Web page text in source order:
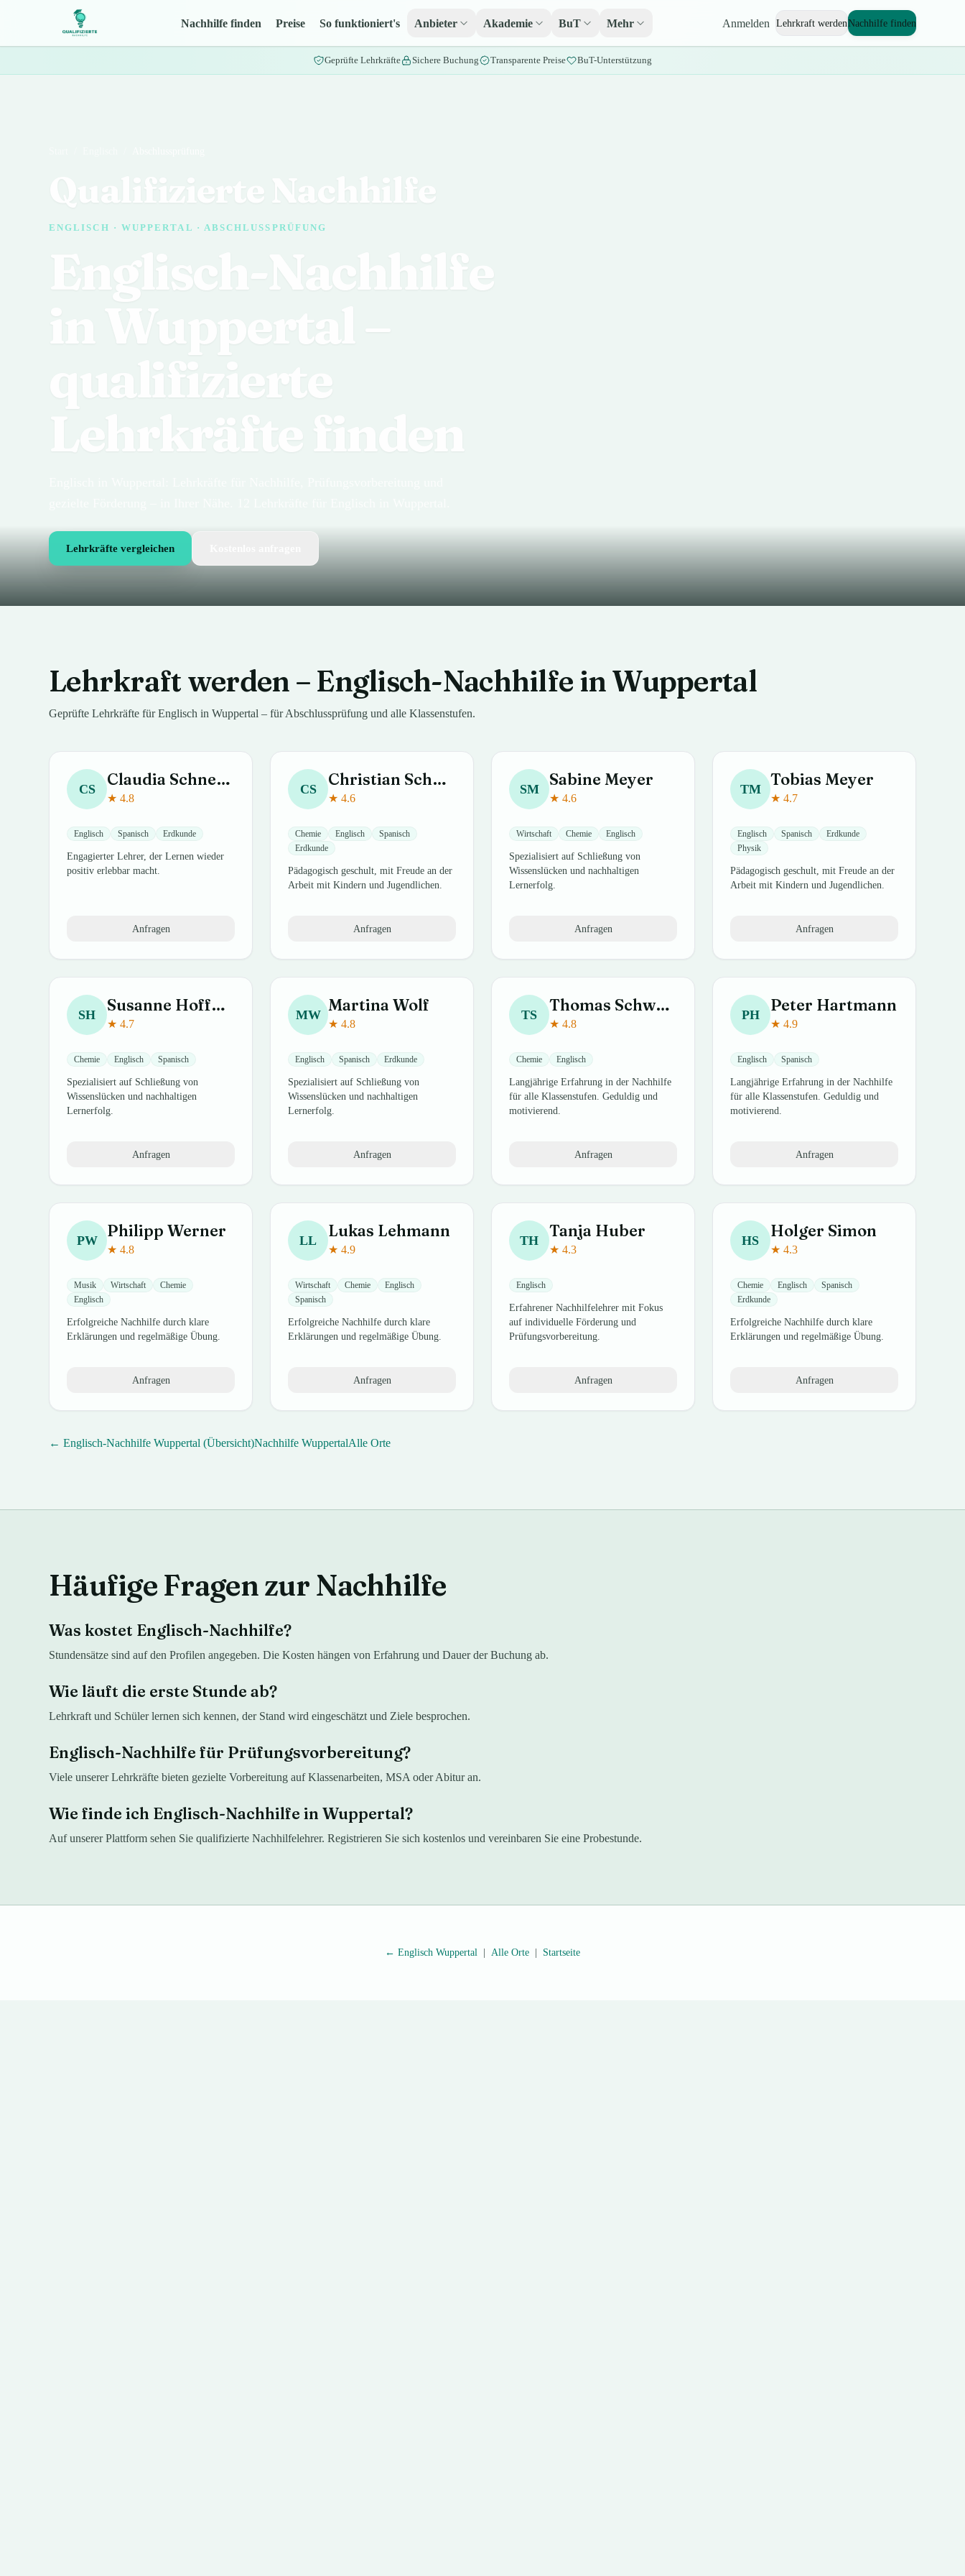
Nachhilfe finden Preise So funktioniert's Anbieter Akademie BuT Mehr Anmelden Lehrkraft werdenNachhilfe finden
Geprüfte Lehrkräfte Sichere Buchung Transparente Preise BuT-Unterstützung
Qualifizierte Nachhilfe
ENGLISCH · WUPPERTAL · ABSCHLUSSPRÜFUNG
Englisch-Nachhilfe
in Wuppertal –
qualifizierte
Lehrkräfte finden
Lehrkräfte vergleichen
Lehrkraft werden – Englisch-Nachhilfe in Wuppertal
Geprüfte Lehrkräfte fürEnglisch in Wuppertal – fürAbschlussprüfung und alle Klassenstufen.
CS Claudia Schneider
★ 4.8
Englisch Spanisch Erdkunde
Engagierter Lehrer, der Lernen wieder
positiv erlebbar macht.
Anfragen
CS Christian Schmidt
★ 4.6
Chemie Englisch
Spanisch
Erdkunde
Pädagogisch geschult, mit Freude an der
Arbeit mit Kindern und Jugendlichen.
Anfragen
SM Sabine Meyer
★ 4.6
Wirtschaft Chemie Englisch
Spezialisiert auf Schließung von
Wissenslücken und nachhaltigen
Lernerfolg.
Anfragen
TM Tobias Meyer
★ 4.7
Englisch Spanisch
Erdkunde
Physik
Pädagogisch geschult, mit Freude an der
Arbeit mit Kindern und Jugendlichen.
Anfragen
SH Susanne Hoffmann
★ 4.7
Chemie Englisch Spanisch
Spezialisiert auf Schließung von
Wissenslücken und nachhaltigen
Lernerfolg.
Anfragen
MW Martina Wolf
★ 4.8
Englisch Spanisch Erdkunde
Spezialisiert auf Schließung von
Wissenslücken und nachhaltigen
Lernerfolg.
Anfragen
TS Thomas Schwarz
★ 4.8
Chemie Englisch
Langjährige Erfahrung in der Nachhilfe
für alle Klassenstufen. Geduldig und
motivierend.
Anfragen
PH Peter Hartmann
★ 4.9
Englisch Spanisch
Langjährige Erfahrung in der Nachhilfe
für alle Klassenstufen. Geduldig und
motivierend.
Anfragen
PW Philipp Werner
★ 4.8
Musik Wirtschaft
Chemie
Englisch
Erfolgreiche Nachhilfe durch klare
Erklärungen und regelmäßige Übung.
Anfragen
LL Lukas Lehmann
★ 4.9
Wirtschaft Chemie
Englisch
Spanisch
Erfolgreiche Nachhilfe durch klare
Erklärungen und regelmäßige Übung.
Anfragen
TH Tanja Huber
★ 4.3
Englisch
Erfahrener Nachhilfelehrer mit Fokus
auf individuelle Förderung und
Prüfungsvorbereitung.
Anfragen
HS Holger Simon
★ 4.3
Chemie Englisch
Spanisch
Erdkunde
Erfolgreiche Nachhilfe durch klare
Erklärungen und regelmäßige Übung.
Anfragen
← Englisch-Nachhilfe Wuppertal (Übersicht)Nachhilfe WuppertalAlle Orte
Häufige Fragen zur Nachhilfe
Was kostet Englisch-Nachhilfe?
Stundensätze sind auf den Profilen angegeben. Die Kosten hängen von Erfahrung und Dauer der Buchung ab.
Wie läuft die erste Stunde ab?
Lehrkraft und Schüler lernen sich kennen, der Stand wird eingeschätzt und Ziele besprochen.
Englisch-Nachhilfe für Prüfungsvorbereitung?
Viele unserer Lehrkräfte bieten gezielte Vorbereitung auf Klassenarbeiten, MSA oder Abitur an.
Wie finde ich Englisch-Nachhilfe in Wuppertal?
Auf unserer Plattform sehen Sie qualifizierte Nachhilfelehrer. Registrieren Sie sich kostenlos und vereinbaren Sie eine Probestunde.
← Englisch Wuppertal Alle Orte Startseite